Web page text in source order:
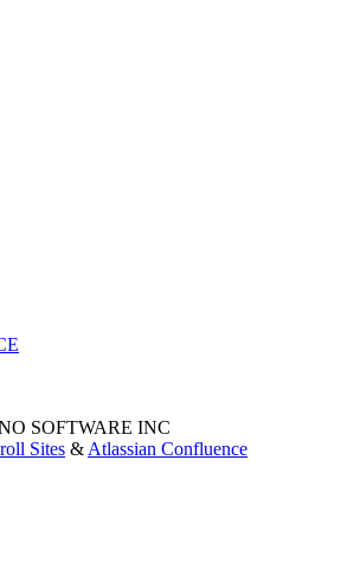
SOFTWARE INC
Sites & Atlassian Confluence